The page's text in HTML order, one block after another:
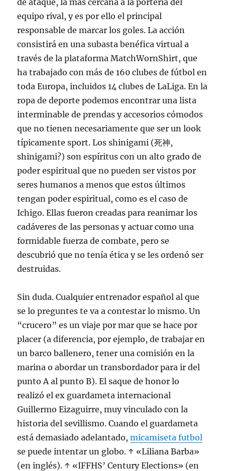
de ataque, la más cercana a la portería del
equipo rival, y es por ello el principal
responsable de marcar los goles. La acción
consistirá en una subasta benéfica virtual a
través de la plataforma MatchWornShirt, que
ha trabajado con más de 160 clubes de fútbol en
toda Europa, incluidos 14 clubes de LaLiga. En la
ropa de deporte podemos encontrar una lista
interminable de prendas y accesorios cómodos
que no tienen necesariamente que ser un look
típicamente sport. Los shinigami (死神,
shinigami?) son espíritus con un alto grado de
poder espiritual que no pueden ser vistos por
seres humanos a menos que estos últimos
tengan poder espiritual, como es el caso de
Ichigo. Ellas fueron creadas para reanimar los
cadáveres de las personas y actuar como una
formidable fuerza de combate, pero se
descubrió que no tenía ética y se les ordenó ser
destruidas.
Sin duda. Cualquier entrenador español al que
se lo preguntes te va a contestar lo mismo. Un
“crucero” es un viaje por mar que se hace por
placer (a diferencia, por ejemplo, de trabajar en
un barco ballenero, tener una comisión en la
marina o abordar un transbordador para ir del
punto A al punto B). El saque de honor lo
realizó el ex guardameta internacional
Guillermo Eizaguirre, muy vinculado con la
historia del sevillismo. Cuando el guardameta
está demasiado adelantado,micamiseta futbol
se puede intentar un globo. ↑ «Liliana Barba»
(en inglés). ↑ «IFFHS’ Century Elections» (en